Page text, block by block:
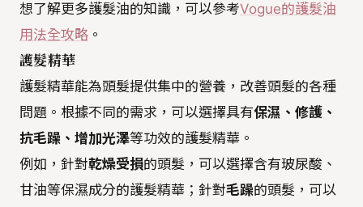
想了解更多護髮油的知識，可以參考Vogue的護髮油
用法全攻略 。
護髮精華
護髮精華能為頭髮提供集中的營養，改善頭髮的各種
問題。根據不同的需求，可以選擇具有保濕、修護、
抗毛躁、增加光澤等功效的護髮精華。
例如，針對乾燥受損的頭髮，可以選擇含有玻尿酸、
甘油等保濕成分的護髮精華；針對毛躁的頭髮，可以